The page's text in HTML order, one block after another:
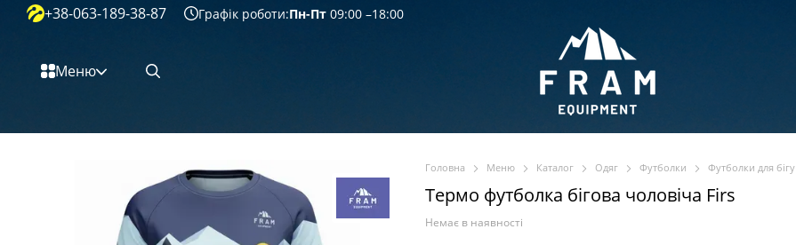
Перейти к основному контенту
+38-063-189-38-87 Графік роботи:Пн-Пт 09:00 –18:00
Меню
Головна Меню Каталог Одяг Футболки Футболки для бігу
Термо футболка бігова чоловіча Firs
Немає в наявності